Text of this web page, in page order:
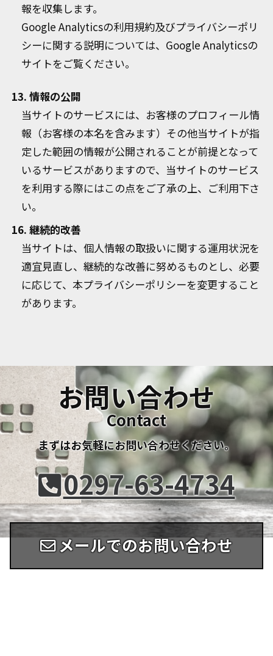
報を収集します。
Google Analyticsの利用規約及びプライバシーポリ
シーに関する説明については、Google Analyticsの
サイトをご覧ください。
13. 情報の公開
当サイトのサービスには、お客様のプロフィール情
報（お客様の本名を含みます）その他当サイトが指
定した範囲の情報が公開されることが前提となって
いるサービスがありますので、当サイトのサービス
を利用する際にはこの点をご了承の上、ご利用下さ
い。
16. 継続的改善
当サイトは、個人情報の取扱いに関する運用状況を
適宜見直し、継続的な改善に努めるものとし、必要
に応じて、本プライバシーポリシーを変更すること
があります。
お問い合わせ
Contact
まずはお気軽にお問い合わせください。
0297-63-4734
メールでのお問い合わせ